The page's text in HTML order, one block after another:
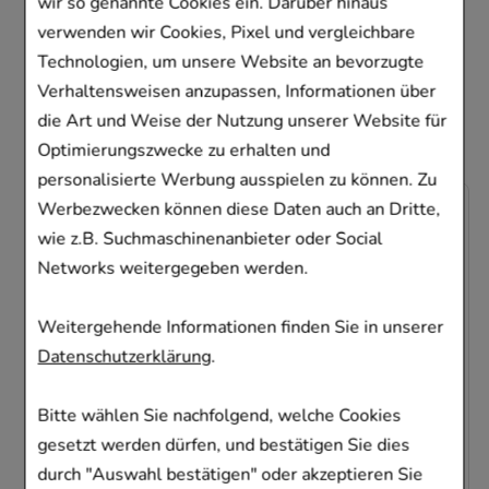
verwenden wir Cookies, Pixel und vergleichbare
Technologien, um unsere Website an bevorzugte
Verhaltensweisen anzupassen, Informationen über
die Art und Weise der Nutzung unserer Website für
Optimierungszwecke zu erhalten und
personalisierte Werbung ausspielen zu können. Zu
Werbezwecken können diese Daten auch an Dritte,
wie z.B. Suchmaschinenanbieter oder Social
Networks weitergegeben werden.
Weitergehende Informationen finden Sie in unserer
Datenschutzerklärung.
Bitte wählen Sie nachfolgend, welche Cookies
gesetzt werden dürfen, und bestätigen Sie dies
durch "Auswahl bestätigen" oder akzeptieren Sie
haben, haben sich
ebenfalls für folgende
Artikel entschieden
L'Oreal Deutschland GmbH
7.5mlBalsam
-35%